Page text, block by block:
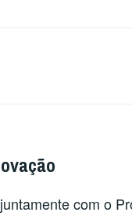
com o